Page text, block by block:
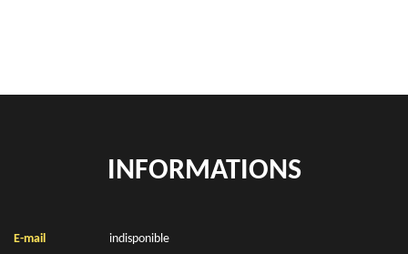
INFORMATIONS
E-mail indisponible